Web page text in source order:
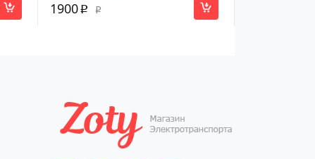
1900p p